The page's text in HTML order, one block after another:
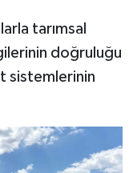
tarımsal
doğruluğu
sistemlerinin